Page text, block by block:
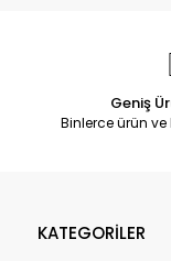
Geniş
Binlerce ürün
KATEGORİLER